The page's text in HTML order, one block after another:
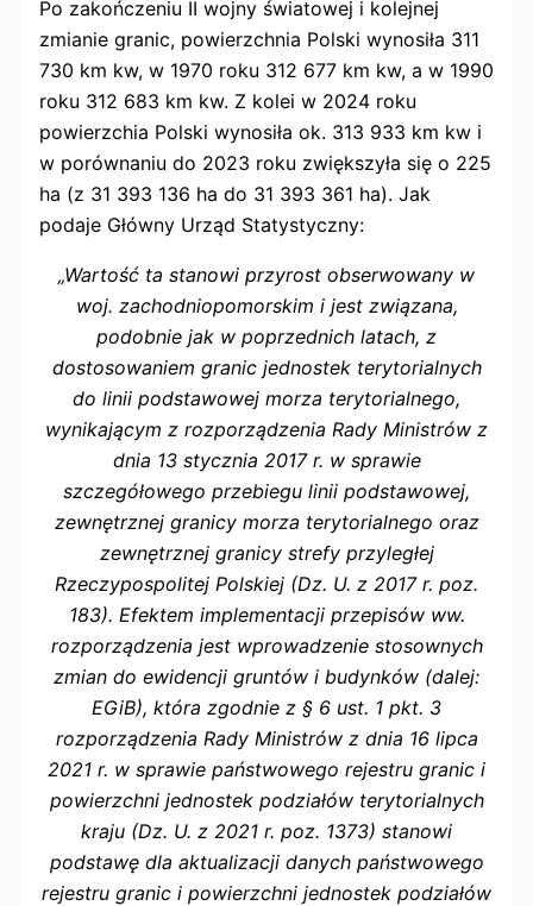
Po zakończeniu II wojny światowej i kolejnej
zmianie granic, powierzchnia Polski wynosiła 311
730 km kw, w 1970 roku 312 677 km kw, a w 1990
roku 312 683 km kw. Z kolei w 2024 roku
powierzchia Polski wynosiła ok. 313 933 km kw i
w porównaniu do 2023 roku zwiększyła się o 225
ha (z 31 393 136 ha do 31 393 361 ha). Jak
podaje Główny Urząd Statystyczny:
„Wartość ta stanowi przyrost obserwowany w
woj. zachodniopomorskim i jest związana,
podobnie jak w poprzednich latach, z
dostosowaniem granic jednostek terytorialnych
do linii podstawowej morza terytorialnego,
wynikającym z rozporządzenia Rady Ministrów z
dnia 13 stycznia 2017 r. w sprawie
szczegółowego przebiegu linii podstawowej,
zewnętrznej granicy morza terytorialnego oraz
zewnętrznej granicy strefy przyległej
Rzeczypospolitej Polskiej (Dz. U. z 2017 r. poz.
183). Efektem implementacji przepisów ww.
rozporządzenia jest wprowadzenie stosownych
zmian do ewidencji gruntów i budynków (dalej:
EGiB), która zgodnie z § 6 ust. 1 pkt. 3
rozporządzenia Rady Ministrów z dnia 16 lipca
2021 r. w sprawie państwowego rejestru granic i
powierzchni jednostek podziałów terytorialnych
kraju (Dz. U. z 2021 r. poz. 1373) stanowi
podstawę dla aktualizacji danych państwowego
rejestru granic i powierzchni jednostek podziałów